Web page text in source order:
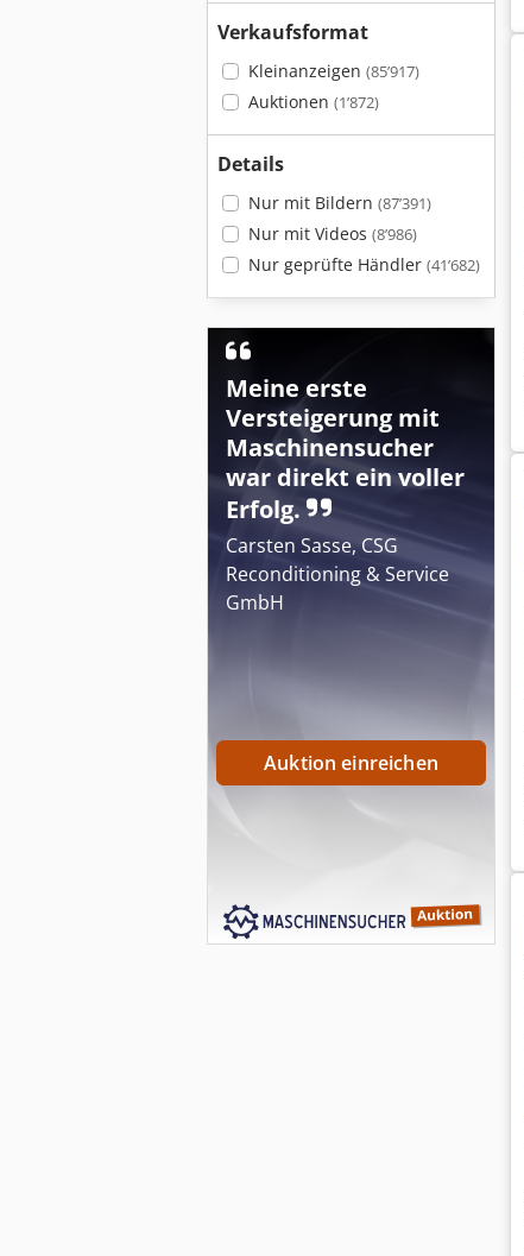
Verkaufsformat
Kleinanzeigen (85’917)
Auktionen (1’872)
Details
Nur mit Bildern (87’391)
Nur mit Videos (8’986)
Nur geprüfte Händler (41’682)
Meine erste
Versteigerung mit
Maschinensucher
war direkt ein voller
Erfolg.
Carsten Sasse, CSG
Reconditioning & Service
GmbH
Auktion einreichen